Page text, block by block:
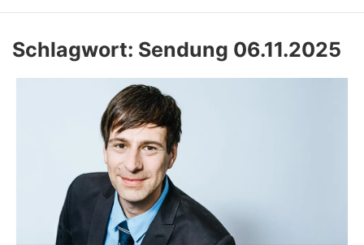
Schlagwort: Sendung 06.11.2025